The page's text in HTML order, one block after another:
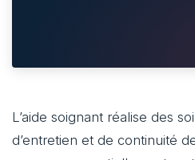
L’aide soignant réalise des
d’entretien et de continuité